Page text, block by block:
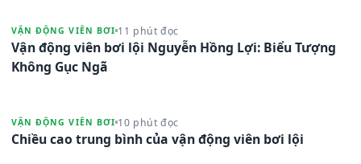
VẬN ĐỘNG VIÊN BƠI 11 phút đọc
Vận động viên bơi lội Nguyễn Hồng Lợi: Biểu Tượng
Không Gục Ngã
VẬN ĐỘNG VIÊN BƠI 10 phút đọc
Chiều cao trung bình của vận động viên bơi lội